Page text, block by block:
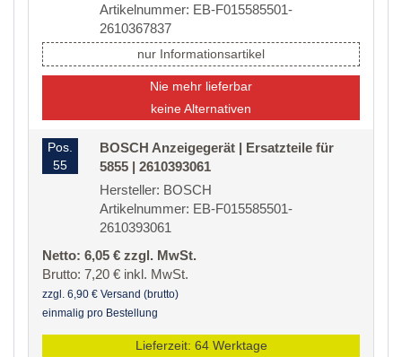
Artikelnummer: EB-F015585501-
2610367837
nur Informationsartikel
Nie mehr lieferbar
keine Alternativen
Pos.
55
BOSCH Anzeigegerät | Ersatzteile für
5855 | 2610393061
Hersteller: BOSCH
Artikelnummer: EB-F015585501-
2610393061
Netto: 6,05 € zzgl. MwSt.
Brutto: 7,20 € inkl. MwSt.
zzgl. 6,90 € Versand (brutto)
einmalig pro Bestellung
Lieferzeit: 64 Werktage